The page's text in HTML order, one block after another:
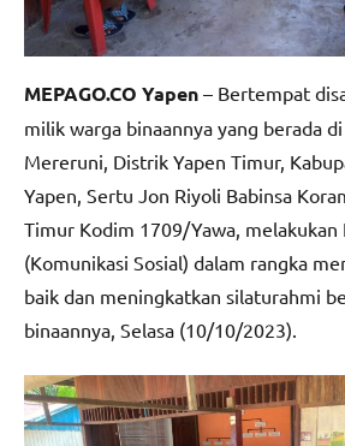
MEPAGO.CO Yapen – Bertempat
milik warga binaannya yang berada
Mereruni, Distrik Yapen Timur,
Yapen, Sertu Jon Riyoli Babinsa
Timur Kodim 1709/Yawa, melakukan
(Komunikasi Sosial) dalam rangka
baik dan meningkatkan silaturahmi
binaannya, Selasa (10/10/2023).